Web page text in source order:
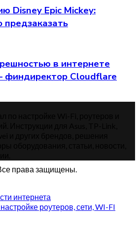
Disney Epic Mickey:
в интернете
финдиректор Cloudflare
права защищены.
интернета
роутеров, сети, WI-FI